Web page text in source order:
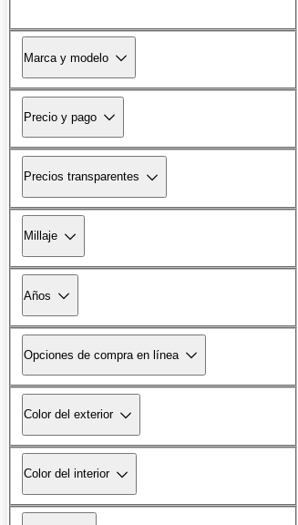
Marca y modelo
Precio y pago
Precios transparentes
Millaje
Años
Opciones de compra en línea
Color del exterior
Color del interior